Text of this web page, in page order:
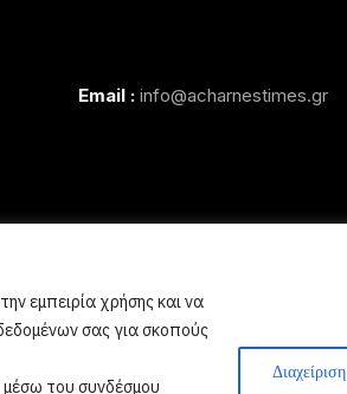
εμπειρία χρήσης και να
σας για σκοπούς
του συνδέσμου
Διαχείριση
Email : info@acharnestimes.gr